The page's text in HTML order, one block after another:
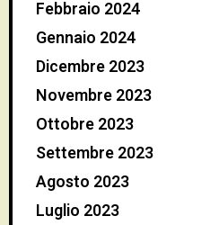
Febbraio 2024
Gennaio 2024
Dicembre 2023
Novembre 2023
Ottobre 2023
Settembre 2023
Agosto 2023
Luglio 2023